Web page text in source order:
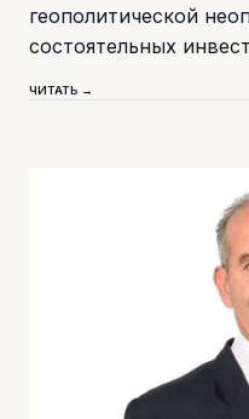
геополитической
состоятельных
ЧИТАТЬ →